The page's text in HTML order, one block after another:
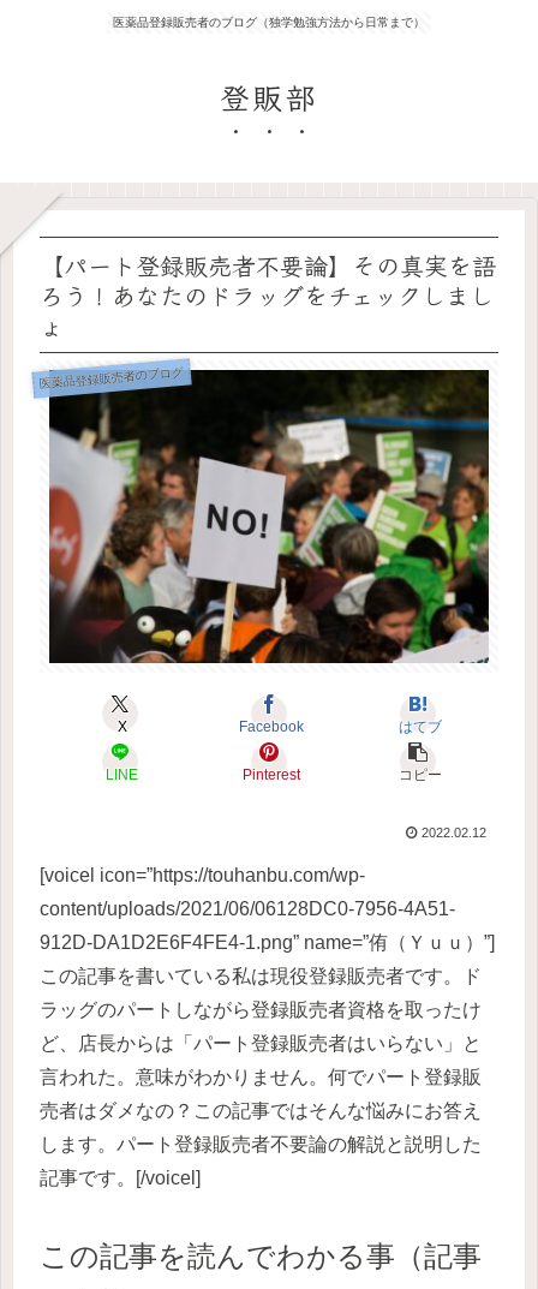
医薬品登録販売者のブログ（独学勉強方法から日常まで）
登販部
【パート登録販売者不要論】その真実を語
ろう！あなたのドラッグをチェックしまし
ょ
医薬品登録販売者のブログ
X Facebook はてブ
LINE Pinterest コピー
2022.02.12
[voicel icon=”https://touhanbu.com/wp-
content/uploads/2021/06/06128DC0-7956-4A51-
912D-DA1D2E6F4FE4-1.png” name=”侑（Ｙｕｕ）”]
この記事を書いている私は現役登録販売者です。ド
ラッグのパートしながら登録販売者資格を取ったけ
ど、店長からは「パート登録販売者はいらない」と
言われた。意味がわかりません。何でパート登録販
売者はダメなの？この記事ではそんな悩みにお答え
します。パート登録販売者不要論の解説と説明した
記事です。[/voicel]
この記事を読んでわかる事（記事